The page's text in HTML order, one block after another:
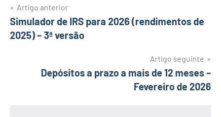
Navegação
de
Artigo anterior
Simulador de IRS para 2026 (rendimentos de
2025) – 3ª versão
Artigo seguinte
Depósitos a prazo a mais de 12 meses –
Fevereiro de 2026